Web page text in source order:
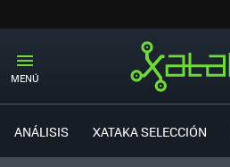
MENÚ
ANÁLISIS XATAKA SELECCIÓN